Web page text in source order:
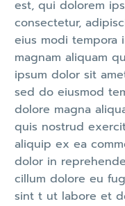
est, qui dolorem
consectetur,
eius modi
magnam aliquam
ipsum dolor sit
sed do eiusmod
dolore magna
quis nostrud
aliquip ex ea
dolor in
cillum dolore eu
sint t ut labore et